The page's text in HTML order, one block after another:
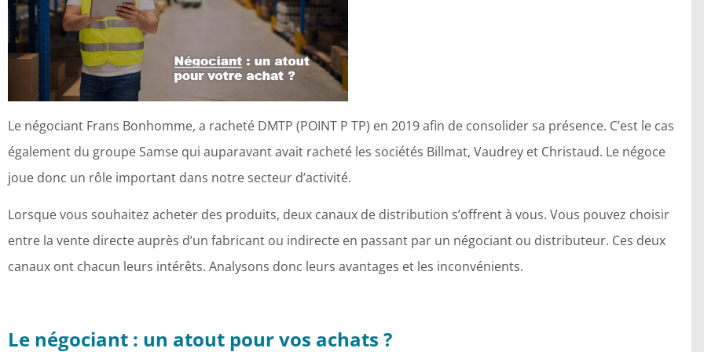
Le négociant Frans Bonhomme, a racheté DMTP (POINT P TP) en 2019 afin de consolider sa présence. C’est le cas
également du groupe Samse qui auparavant avait racheté les sociétés Billmat, Vaudrey et Christaud. Le négoce
joue donc un rôle important dans notre secteur d’activité.
Lorsque vous souhaitez acheter des produits, deux canaux de distribution s’offrent à vous. Vous pouvez choisir
entre la vente directe auprès d’un fabricant ou indirecte en passant par un négociant ou distributeur. Ces deux
canaux ont chacun leurs intérêts. Analysons donc leurs avantages et les inconvénients.
Le négociant : un atout pour vos achats ?